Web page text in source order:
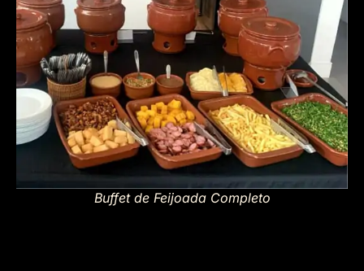
Buffet de Feijoada Completo